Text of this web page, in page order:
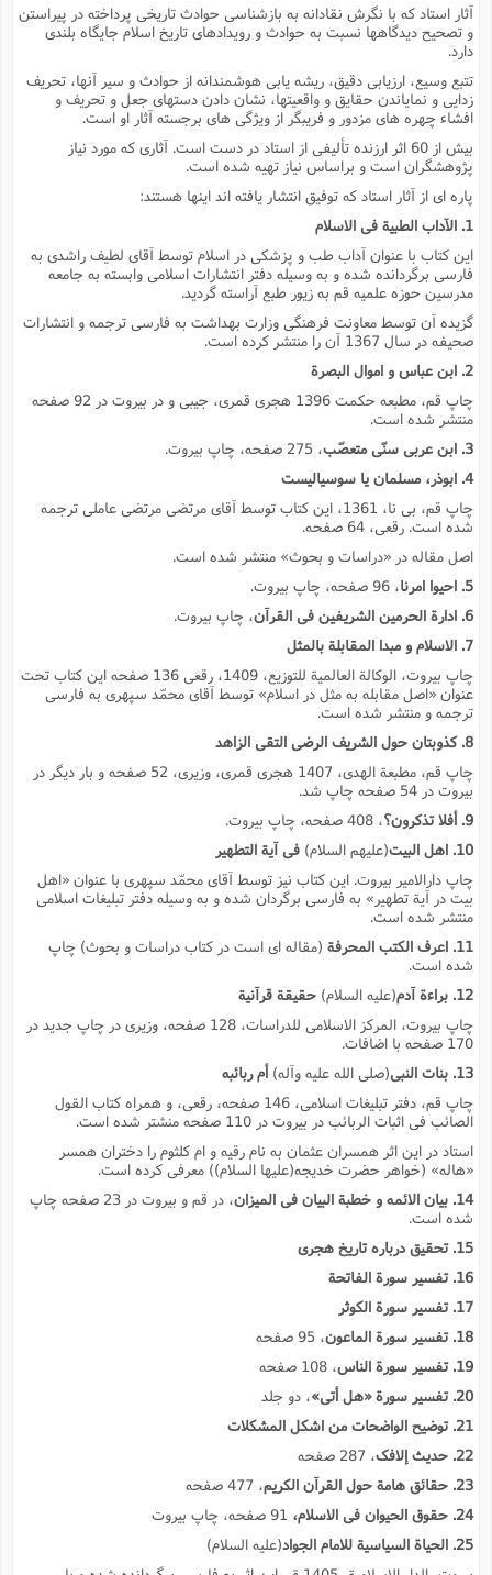
آثار استاد که با نگرش نقادانه به بازشناسى حوادث تاریخى پرداخته در پیراستن
و تصحیح دیدگاهها نسبت به حوادث و رویدادهاى تاریخ اسلام جایگاه بلندى
دارد.
تتبع وسیع، ارزیابى دقیق، ریشه یابى هوشمندانه از حوادث و سیر آنها، تحریف
زدایى و نمایاندن حقایق و واقعیتها، نشان دادن دستهاى جعل و تحریف و
افشاء چهره هاى مزدور و فریبگر از ویژگى هاى برجسته آثار او است.
بیش از 60 اثر ارزنده تألیفى از استاد در دست است. آثارى که مورد نیاز
پژوهشگران است و براساس نیاز تهیه شده است.
پاره اى از آثار استاد که توفیق انتشار یافته اند اینها هستند:
1. الآداب الطبیة فى الاسلام
این کتاب با عنوان آداب طب و پزشکى در اسلام توسط آقاى لطیف راشدى به
فارسى برگردانده شده و به وسیله دفتر انتشارات اسلامى وابسته به جامعه
مدرسین حوزه علمیه قم به زیور طبع آراسته گردید.
گزیده آن توسط معاونت فرهنگى وزارت بهداشت به فارسى ترجمه و انتشارات
صحیفه در سال 1367 آن را منتشر کرده است.
2. ابن عباس و اموال البصرة
چاپ قم، مطبعه حکمت 1396 هجرى قمرى، جیبى و در بیروت در 92 صفحه
منتشر شده است.
3. ابن عربى سنّى متعصّب
، 275 صفحه، چاپ بیروت.
4. ابوذر، مسلمان یا سوسیالیست
چاپ قم، بى نا، 1361، این کتاب توسط آقاى مرتضى مرتضى عاملى ترجمه
شده است. رقعى، 64 صفحه.
اصل مقاله در «دراسات و بحوث» منتشر شده است.
5. احیوا امرنا
، 96 صفحه، چاپ بیروت.
6. ادارة الحرمین الشریفین فى القرآن
، چاپ بیروت.
7. الاسلام و مبدا المقابلة بالمثل
چاپ بیروت، الوکالة العالمیة للتوزیع، 1409، رقعى 136 صفحه این کتاب تحت
عنوان «اصل مقابله به مثل در اسلام» توسط آقاى محمّد سپهرى به فارسى
ترجمه و منتشر شده است.
8. کذوبتان حول الشریف الرضى التقى الزاهد
چاپ قم، مطبعة الهدى، 1407 هجرى قمرى، وزیرى، 52 صفحه و بار دیگر در
بیروت در 54 صفحه چاپ شد.
9. أفلا تذکرون؟
، 408 صفحه، چاپ بیروت.
10. اهل البیت
(علیهم السلام)فى آیة التطهیر
چاپ دارالامیر بیروت. این کتاب نیز توسط آقاى محمّد سپهرى با عنوان «اهل
بیت در آیة تطهیر» به فارسى برگردان شده و به وسیله دفتر تبلیغات اسلامى
منتشر شده است.
11. اعرف الکتب المحرفة
(مقاله اى است در کتاب دراسات و بحوث) چاپ
شده است.
12. براءة آدم
(علیه السلام)حقیقة قرآنیة
چاپ بیروت، المرکز الاسلامى للدراسات، 128 صفحه، وزیرى در چاپ جدید در
170 صفحه با اضافات.
13. بنات النبى
(صلى الله علیه وآله)أم ربائبه
چاپ قم، دفتر تبلیغات اسلامى، 146 صفحه، رقعى، و همراه کتاب القول
الصائب فى اثبات الربائب در بیروت در 110 صفحه منشتر شده است.
استاد در این اثر همسران عثمان به نام رقیه و ام کلثوم را دختران همسر
«هاله» (خواهر حضرت خدیجه(علیها السلام)) معرفى کرده است.
14. بیان الائمه و خطبة البیان فى المیزان
، در قم و بیروت در 23 صفحه چاپ
شده است.
15. تحقیق درباره تاریخ هجرى
16. تفسیر سورة الفاتحة
17. تفسیر سورة الکوثر
18. تفسیر سورة الماعون
، 95 صفحه
19. تفسیر سورة الناس
، 108 صفحه
20. تفسیر سورة «هل أتى»
، دو جلد
21. توضیح الواضحات من اشکل المشکلات
22. حدیث إلافک
، 287 صفحه
23. حقائق هامة حول القرآن الکریم
، 477 صفحه
24. حقوق الحیوان فى الاسلام،
91 صفحه، چاپ بیروت
25. الحیاة السیاسیة للامام الجواد
(علیه السلام)